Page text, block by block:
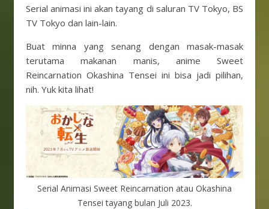
Serial animasi ini akan tayang di saluran TV Tokyo, BS
TV Tokyo dan lain-lain.
Buat minna yang senang dengan masak-masak
terutama makanan manis, anime Sweet
Reincarnation Okashina Tensei ini bisa jadi pilihan,
nih. Yuk kita lihat!
Serial Animasi Sweet Reincarnation atau Okashina
Tensei tayang bulan Juli 2023.